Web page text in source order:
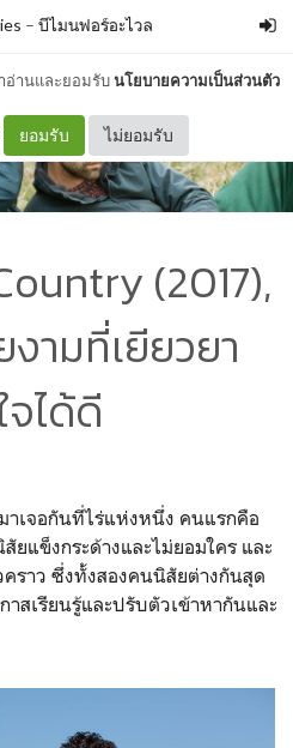
อ่านและยอมรับนโยบายความเป็นส่วนตัว
ยอมรับ ไม่ยอมรับ
– บีไมนฟอร์อะไวล
(2017),
ามที่เยียวยา
จได้ดี
าเจอกันที่ไร่แห่งหนึ่ง คนแรกคือ
แข็งกระด้างและไม่ยอมใคร และ
ราว ซึ่งทั้งสองคนนิสัยต่างกันสุด
สเรียนรู้และปรับตัวเข้าหากันและ